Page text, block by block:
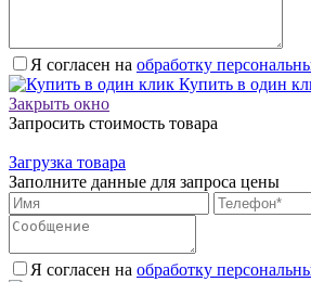
Я согласен на обработку
Купить в один
Закрыть окно
Запросить стоимость товара
Загрузка товара
Заполните данные для запроса цены
Я согласен на обработку